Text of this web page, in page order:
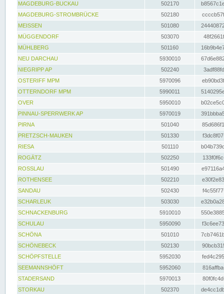
MAGDEBURG-BUCKAU
502170
MAGDEBURG-STROMBRÜCKE
502180
MEISSEN
501080
MÜGGENDORF
503070
MÜHLBERG
501160
NEU DARCHAU
5930010
NIEGRIPP AP
502240
OSTERIFF MPM
5970096
OTTERNDORF MPM
5990011
OVER
5950010
PINNAU-SPERRWERK AP
5970019
PIRNA
501040
PRETZSCH-MAUKEN
501330
RIESA
501110
ROGÄTZ
502250
ROSSLAU
501490
ROTHENSEE
502210
SANDAU
502430
SCHARLEUK
503030
SCHNACKENBURG
5910010
SCHULAU
5950090
SCHÖNA
501010
SCHÖNEBECK
502130
SCHÖPFSTELLE
5952030
SEEMANNSHÖFT
5952060
STADERSAND
5970013
STORKAU
502370